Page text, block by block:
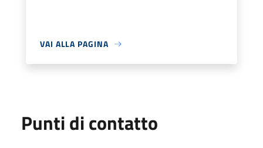
VAI ALLA PAGINA
Punti di contatto